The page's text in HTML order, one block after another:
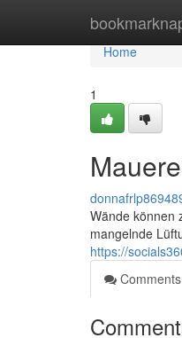
Home
Home
1
Wände können
mangelnde
https://
Comments